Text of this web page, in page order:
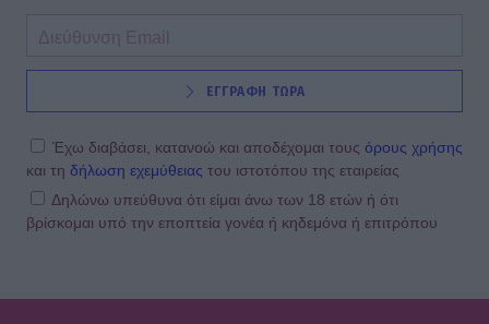
ΕΓΓΡΑΦΗ ΤΩΡΑ
Έχω διαβάσει, κατανοώ και αποδέχομαι τους όρους χρήσης
και τη δήλωση εχεμύθειας του ιστοτόπου της εταιρείας
Δηλώνω υπεύθυνα ότι είμαι άνω των 18 ετών ή ότι
βρίσκομαι υπό την εποπτεία γονέα ή κηδεμόνα ή επιτρόπου